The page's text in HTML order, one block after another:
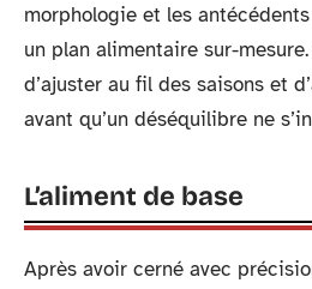
morphologie et les
un plan alimentaire sur-
d’ajuster au fil des saisons et
avant qu’un déséquilibre ne
L’aliment de base
Après avoir cerné avec